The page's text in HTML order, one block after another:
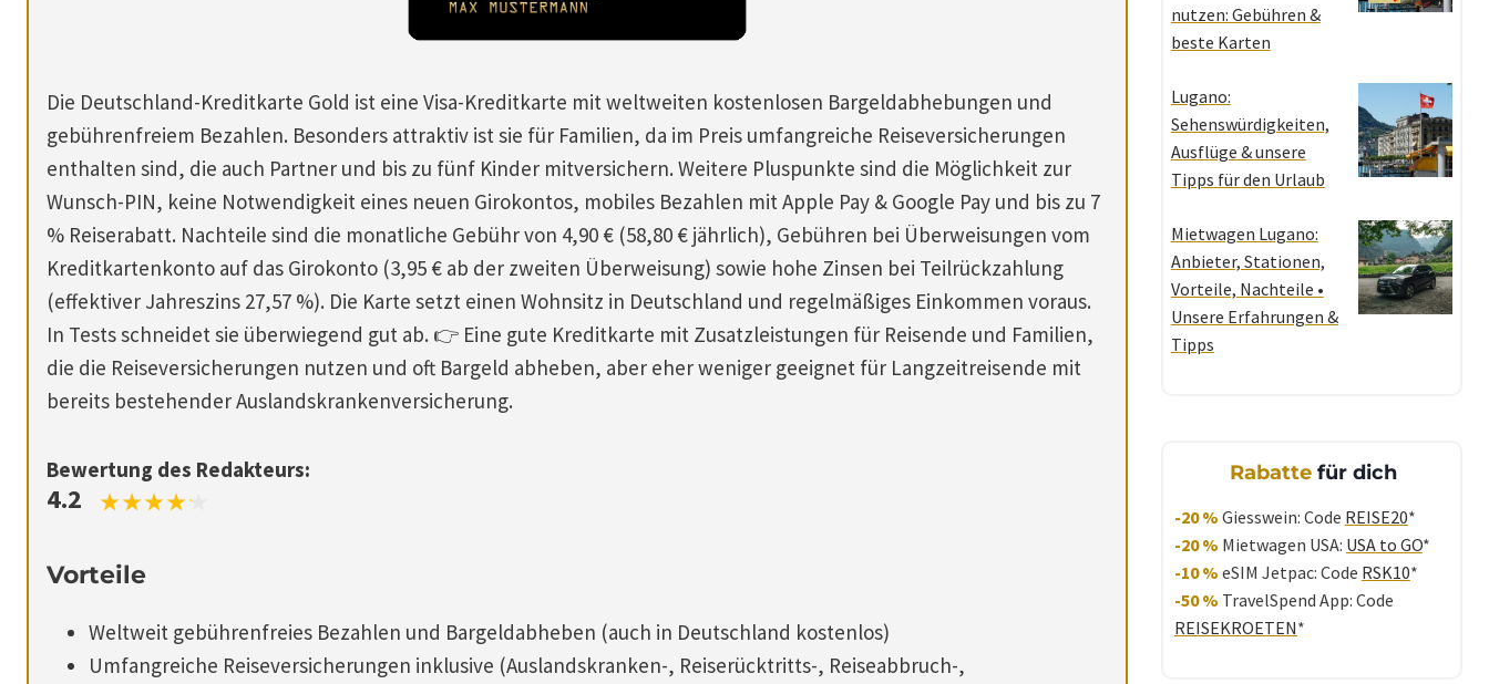
Die Deutschland-Kreditkarte Gold ist eine Visa-Kreditkarte mit weltweiten kostenlosen Bargeldabhebungen und
gebührenfreiem Bezahlen. Besonders attraktiv ist sie für Familien, da im Preis umfangreiche Reiseversicherungen
enthalten sind, die auch Partner und bis zu fünf Kinder mitversichern. Weitere Pluspunkte sind die Möglichkeit zur
Wunsch-PIN, keine Notwendigkeit eines neuen Girokontos, mobiles Bezahlen mit Apple Pay & Google Pay und bis zu 7
% Reiserabatt. Nachteile sind die monatliche Gebühr von 4,90 € (58,80 € jährlich), Gebühren bei Überweisungen vom
Kreditkartenkonto auf das Girokonto (3,95 € ab der zweiten Überweisung) sowie hohe Zinsen bei Teilrückzahlung
(effektiver Jahreszins 27,57 %). Die Karte setzt einen Wohnsitz in Deutschland und regelmäßiges Einkommen voraus.
In Tests schneidet sie überwiegend gut ab. 👉 Eine gute Kreditkarte mit Zusatzleistungen für Reisende und Familien,
die die Reiseversicherungen nutzen und oft Bargeld abheben, aber eher weniger geeignet für Langzeitreisende mit
bereits bestehender Auslandskrankenversicherung.
Bewertung des Redakteurs:
4.2
Vorteile
Weltweit gebührenfreies Bezahlen und Bargeldabheben (auch in Deutschland kostenlos)
Umfangreiche Reiseversicherungen inklusive (Auslandskranken-, Reiserücktritts-, Reiseabbruch-,
nutzen: Gebühren &
beste Karten
Lugano:
Sehenswürdigkeiten,
Ausflüge & unsere
Tipps für den Urlaub
Mietwagen Lugano:
Anbieter, Stationen,
Vorteile, Nachteile •
Unsere Erfahrungen &
Tipps
Rabatte für dich
-20 % Giesswein: Code REISE20*
-20 % Mietwagen USA: USA to GO*
-10 % eSIM Jetpac: Code RSK10*
-50 % TravelSpend App: Code
REISEKROETEN*